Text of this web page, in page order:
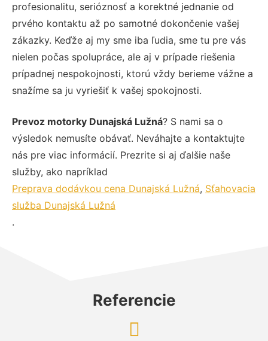
profesionalitu, serióznosť a korektné jednanie od
prvého kontaktu až po samotné dokončenie vašej
zákazky. Keďže aj my sme iba ľudia, sme tu pre vás
nielen počas spolupráce, ale aj v prípade riešenia
prípadnej nespokojnosti, ktorú vždy berieme vážne a
snažíme sa ju vyriešiť k vašej spokojnosti.
Prevoz motorky Dunajská Lužná? S nami sa o
výsledok nemusíte obávať. Neváhajte a kontaktujte
nás pre viac informácií. Prezrite si aj ďalšie naše
služby, ako napríklad
Preprava dodávkou cena Dunajská Lužná, Sťahovacia
služba Dunajská Lužná
.
Referencie